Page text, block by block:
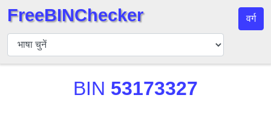
बिन
चेकर
FreeBINChecker वर्ग
BIN 53173327